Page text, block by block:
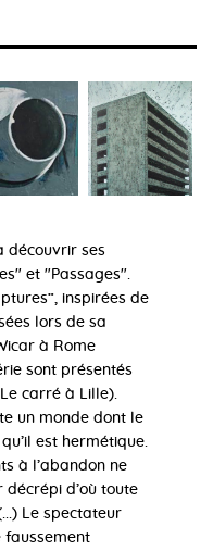
découvrir ses
et "Passages".
inspirées de
lors de sa
à Rome
sont présentés
carré à Lille).
un monde dont le
est hermétique.
à l’abandon ne
décrépi d’où toute
Le spectateur
faussement